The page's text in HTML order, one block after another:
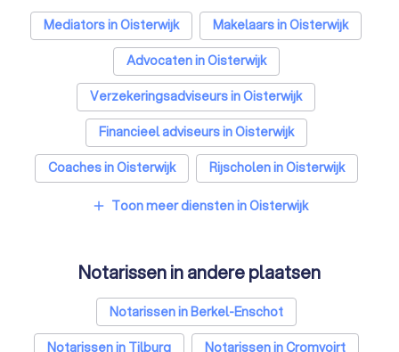
Mediators in Oisterwijk
Makelaars in Oisterwijk
Advocaten in Oisterwijk
Verzekeringsadviseurs in Oisterwijk
Financieel adviseurs in Oisterwijk
Coaches in Oisterwijk
Rijscholen in Oisterwijk
Relatietherapeuten in Oisterwijk
Belastingadviseurs in Oisterwijk
Hypotheekadviseurs in Oisterwijk
Personal trainers in Oisterwijk
add Toon meer diensten in Oisterwijk
Notarissen in andere plaatsen
Notarissen in Berkel-Enschot
Notarissen in Tilburg
Notarissen in Cromvoirt